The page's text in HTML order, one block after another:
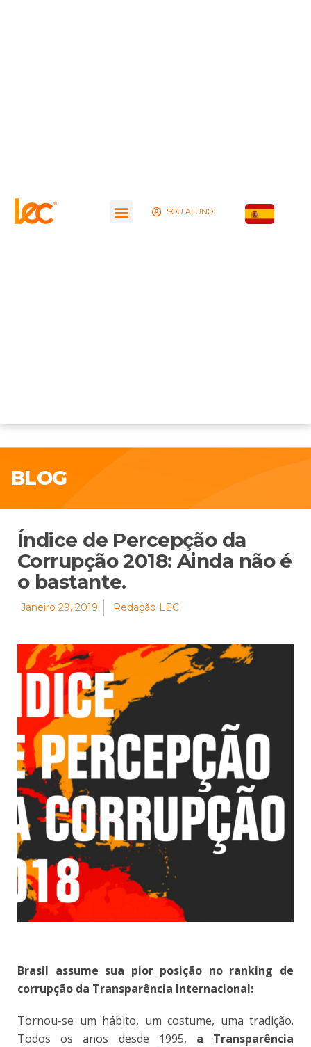
SOU ALUNO
BLOG
Índice de Percepção da
Corrupção 2018: Ainda não é
o bastante.
Janeiro 29, 2019 Redação LEC
Brasil assume sua pior posição no ranking de
corrupção da Transparência Internacional:
Tornou-se um hábito, um costume, uma tradição.
Todos os anos desde 1995, a Transparência